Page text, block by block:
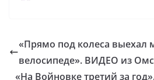
«Прямо под колеса выехал
велосипеде». ВИДЕО из
«На Войновке третий за